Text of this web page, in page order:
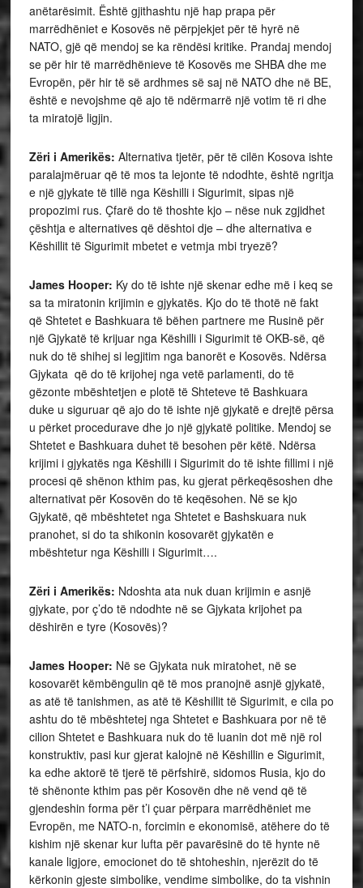
anëtarësimit. Është gjithashtu një hap prapa për
marrëdhëniet e Kosovës në përpjekjet për të hyrë në
NATO, gjë që mendoj se ka rëndësi kritike. Prandaj mendoj
se për hir të marrëdhënieve të Kosovës me SHBA dhe me
Evropën, për hir të së ardhmes së saj në NATO dhe në BE,
është e nevojshme që ajo të ndërmarrë një votim të ri dhe
ta miratojë ligjin.
Zëri i Amerikës: Alternativa tjetër, për të cilën Kosova ishte
paralajmëruar që të mos ta lejonte të ndodhte, është ngritja
e një gjykate të tillë nga Këshilli i Sigurimit, sipas një
propozimi rus. Çfarë do të thoshte kjo – nëse nuk zgjidhet
çështja e alternatives që dështoi dje – dhe alternativa e
Këshillit të Sigurimit mbetet e vetmja mbi tryezë?
James Hooper: Ky do të ishte një skenar edhe më i keq se
sa ta miratonin krijimin e gjykatës. Kjo do të thotë në fakt
që Shtetet e Bashkuara të bëhen partnere me Rusinë për
një Gjykatë të krijuar nga Këshilli i Sigurimit të OKB-së, që
nuk do të shihej si legjitim nga banorët e Kosovës. Ndërsa
Gjykata që do të krijohej nga vetë parlamenti, do të
gëzonte mbështetjen e plotë të Shteteve të Bashkuara
duke u siguruar që ajo do të ishte një gjykatë e drejtë përsa
u përket procedurave dhe jo një gjykatë politike. Mendoj se
Shtetet e Bashkuara duhet të besohen për këtë. Ndërsa
krijimi i gjykatës nga Këshilli i Sigurimit do të ishte fillimi i një
procesi që shënon kthim pas, ku gjerat përkeqësoshen dhe
alternativat për Kosovën do të keqësohen. Në se kjo
Gjykatë, që mbështetet nga Shtetet e Bashskuara nuk
pranohet, si do ta shikonin kosovarët gjykatën e
mbështetur nga Këshilli i Sigurimit….
Zëri i Amerikës: Ndoshta ata nuk duan krijimin e asnjë
gjykate, por ç’do të ndodhte në se Gjykata krijohet pa
dëshirën e tyre (Kosovës)?
James Hooper: Në se Gjykata nuk miratohet, në se
kosovarët këmbëngulin që të mos pranojnë asnjë gjykatë,
as atë të tanishmen, as atë të Këshillit të Sigurimit, e cila po
ashtu do të mbështetej nga Shtetet e Bashkuara por në të
cilion Shtetet e Bashkuara nuk do të luanin dot më një rol
konstruktiv, pasi kur gjerat kalojnë në Këshillin e Sigurimit,
ka edhe aktorë të tjerë të përfshirë, sidomos Rusia, kjo do
të shënonte kthim pas për Kosovën dhe në vend që të
gjendeshin forma për t’i çuar përpara marrëdhëniet me
Evropën, me NATO-n, forcimin e ekonomisë, atëhere do të
kishim një skenar kur lufta për pavarësinë do të hynte në
kanale ligjore, emocionet do të shtoheshin, njerëzit do të
kërkonin gjeste simbolike, vendime simbolike, do ta vishnin